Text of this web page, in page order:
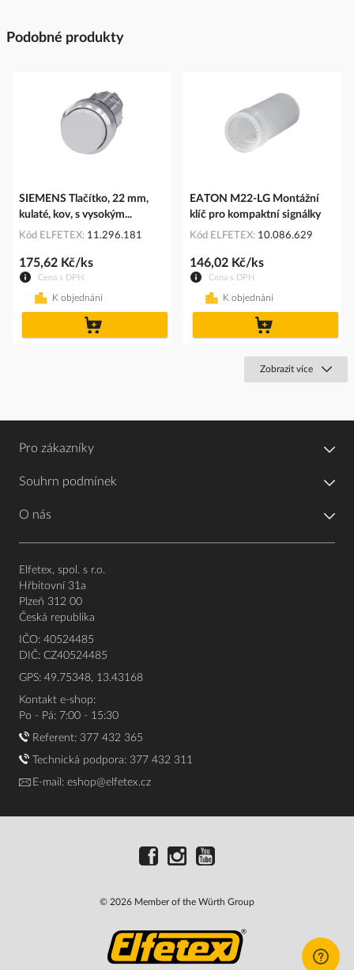
Podobné produkty
SIEMENS Tlačítko, 22 mm,
kulaté, kov, s vysokým...
Kód ELFETEX 11.296.181
Cena s DPH
175,62 Kč/ks
K objednání
EATON M22-LG Montážní
klíč pro kompaktní signálky
Kód ELFETEX 10.086.629
Cena s DPH
146,02 Kč/ks
K objednání
Zobrazit více
Pro zákazníky
Souhrn podmínek
O nás
Elfetex, spol. s r.o.
Hřbitovní 31a
Plzeň 312 00
Česká republika
IČO: 40524485
DIČ: CZ40524485
GPS: 49.75348, 13.43168
Kontakt e-shop:
Po - Pá: 7:00 - 15:30
Referent: 377 432 365
Technická podpora: 377 432 311
E-mail: eshop@elfetex.cz
© 2026 Member of the Würth Group